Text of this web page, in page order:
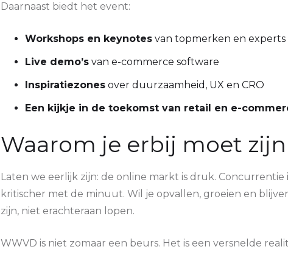
Daarnaast biedt het event:
Workshops en keynotes van topmerken en experts
Live demo’s van e-commerce software
Inspiratiezones over duurzaamheid, UX en CRO
Een kijkje in de toekomst van retail en e-
Waarom je erbij moet
Laten we eerlijk zijn: de online markt is druk.
kritischer met de minuut. Wil je opvallen, groeien en
zijn, niet erachteraan lopen.
WWVD is niet zomaar een beurs. Het is een versnelde